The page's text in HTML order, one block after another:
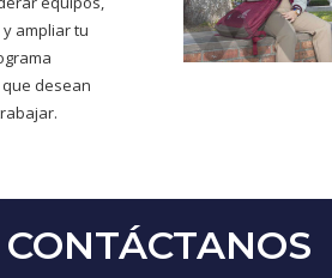
ampliar tu
desean
CONTÁCTANOS